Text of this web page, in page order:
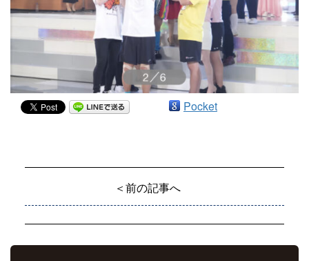
Pocket
＜前の記事へ